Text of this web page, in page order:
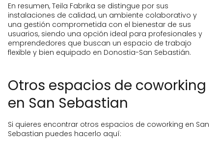
En resumen, Teila Fabrika se distingue por sus
instalaciones de calidad, un ambiente colaborativo y
una gestión comprometida con el bienestar de sus
usuarios, siendo una opción ideal para profesionales y
emprendedores que buscan un espacio de trabajo
flexible y bien equipado en Donostia-San Sebastián.
Otros espacios de coworking
en San Sebastian
Si quieres encontrar otros espacios de coworking en San
Sebastian puedes hacerlo aquí: